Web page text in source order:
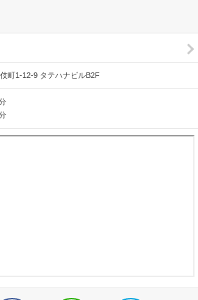
町1-12-9 タテハナビルB2F